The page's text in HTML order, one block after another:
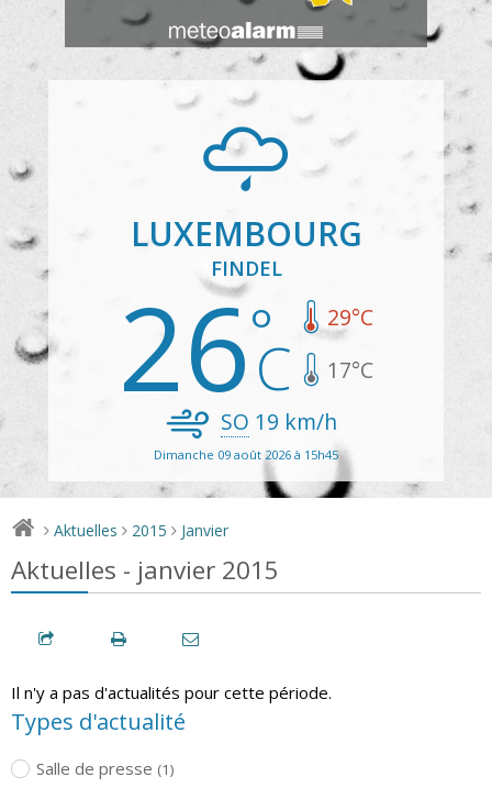
LUXEMBOURG
FINDEL
26 29°C
17°C
SO 19 km/h
Dimanche 09 août 2026 à 15h45
> Aktuelles > 2015 > Janvier
Aktuelles - janvier 2015
Il n'y a pas d'actualités pour cette période.
Types d'actualité
Salle de presse (1)